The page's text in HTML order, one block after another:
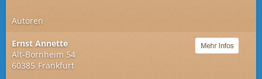
Autoren
Ernst Annette
Alt-Bornheim 54
60385 Frankfurt